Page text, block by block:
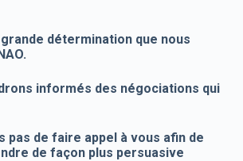
détermination que nous
informés des négociations qui
pas de faire appel à vous afin de
de façon plus persuasive